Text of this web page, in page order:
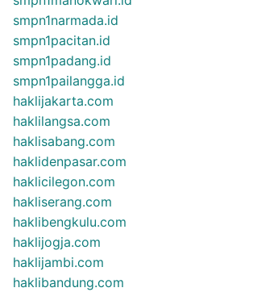
smpn1narmada.id
smpn1pacitan.id
smpn1padang.id
smpn1pailangga.id
haklijakarta.com
haklilangsa.com
haklisabang.com
haklidenpasar.com
haklicilegon.com
hakliserang.com
haklibengkulu.com
haklijogja.com
haklijambi.com
haklibandung.com